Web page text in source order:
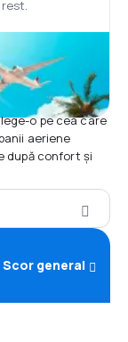
o pe cea care
aeriene
după confort și
Scor general